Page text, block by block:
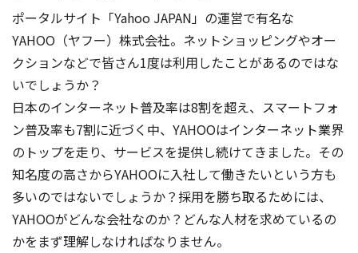
ポータルサイト「Yahoo JAPAN」の運営で有名な
YAHOO（ヤフー）株式会社。ネットショッピングやオー
クションなどで皆さん1度は利用したことがあるのではな
いでしょうか？
日本のインターネット普及率は8割を超え、スマートフォ
ン普及率も7割に近づく中、YAHOOはインターネット業界
のトップを走り、サービスを提供し続けてきました。 その
知名度の高さからYAHOOに入社して働きたいという方も
多いのではないでしょうか？採用を勝ち取るためには、
YAHOOがどんな会社なのか？どんな人材を求めているの
かをまず理解しなければなりません。